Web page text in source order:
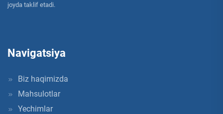
joyda taklif etadi.
Navigatsiya
Biz haqimizda
Mahsulotlar
Yechimlar